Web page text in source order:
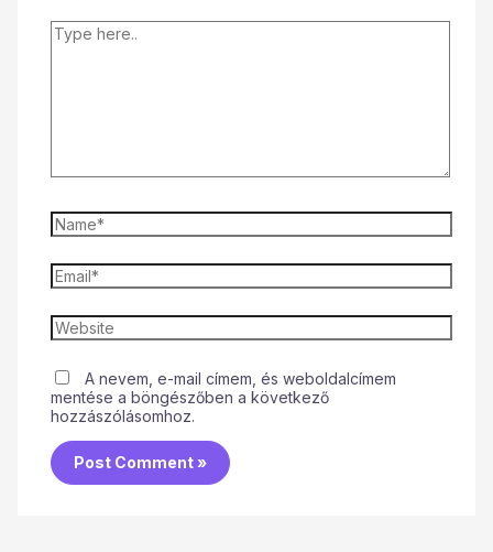
A nevem, e-mail címem, és weboldalcímem
mentése a böngészőben a következő
hozzászólásomhoz.